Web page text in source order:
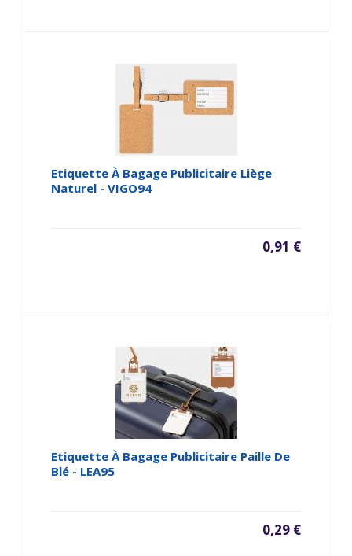
Etiquette À Bagage Publicitaire Liège
Naturel - VIGO94
0,91 €
Etiquette À Bagage Publicitaire Paille De
Blé - LEA95
0,29 €